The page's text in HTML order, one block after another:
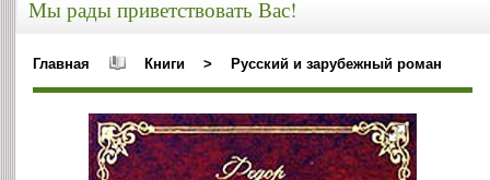
Мы рады приветствовать Вас!
Главная Книги > Русский и зарубежный роман